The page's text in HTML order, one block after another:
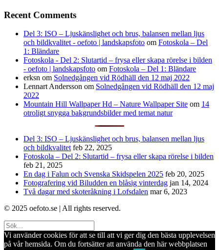
Recent Comments
Del 3: ISO – Ljuskänslighet och brus, balansen mellan ljus
och bildkvalitet - oefoto | landskapsfoto om Fotoskola – Del
1: Bländare
Fotoskola - Del 2: Slutartid – frysa eller skapa rörelse i bilden
- oefoto | landskapsfoto om Fotoskola – Del 1: Bländare
erksn om Solnedgången vid Rödhäll den 12 maj 2022
Lennart Andersson om Solnedgången vid Rödhäll den 12 maj
2022
Mountain Hill Wallpaper Hd – Nature Wallpaper Site om 14
otroligt snygga bakgrundsbilder med temat natur
Del 3: ISO – Ljuskänslighet och brus, balansen mellan ljus
och bildkvalitet feb 22, 2025
Fotoskola – Del 2: Slutartid – frysa eller skapa rörelse i bilden
feb 21, 2025
En dag i Falun och Svenska Skidspelen 2025 feb 20, 2025
Fotografering vid Biludden en blåsig vinterdag jan 14, 2024
Två dagar med skoteråkning i Lofsdalen mar 6, 2023
© 2025 oefoto.se | All rights reserved.
Vi använder cookies för att se till att vi ger dig den bästa upplevelsen
på vår hemsida. Om du fortsätter att använda den här webbplatsen